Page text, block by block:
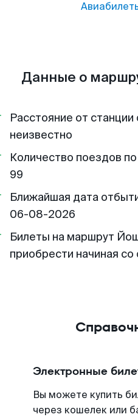
Данные о
Расстояние от
неизвестно
Количество поездов
99
Ближайшая дата
06-08-2026
Билеты на маршрут
приобрести начиная
Электронные
Вы можете купить
через кошелек или